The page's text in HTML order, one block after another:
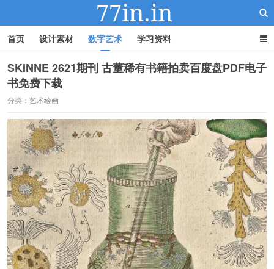
首页 设计素材 数字艺术 学习资料
SKINNE 2621期刊 古董稀有书籍拍卖百度盘PDF电子
书免费下载
分类： 艺术绘画